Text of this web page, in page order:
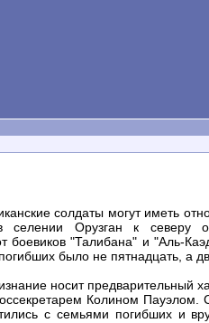
солдаты могут иметь
Орузган к северу
боевиков "Талибана" и "Аль-
было не пятнадцать, а
носит предварительный
Колином Пауэлом.
с семьями погибших и